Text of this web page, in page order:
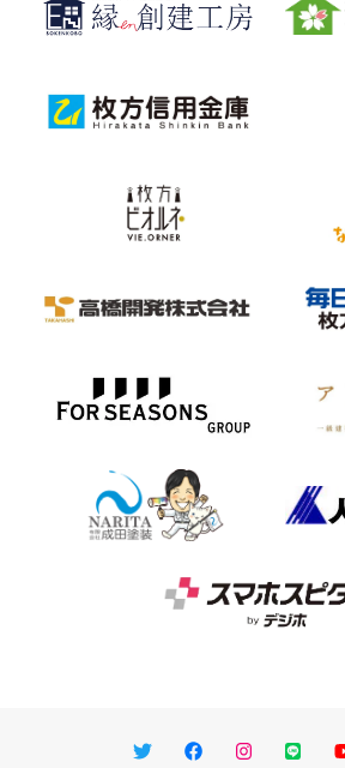
TwitterFacebookInstagram
LINE